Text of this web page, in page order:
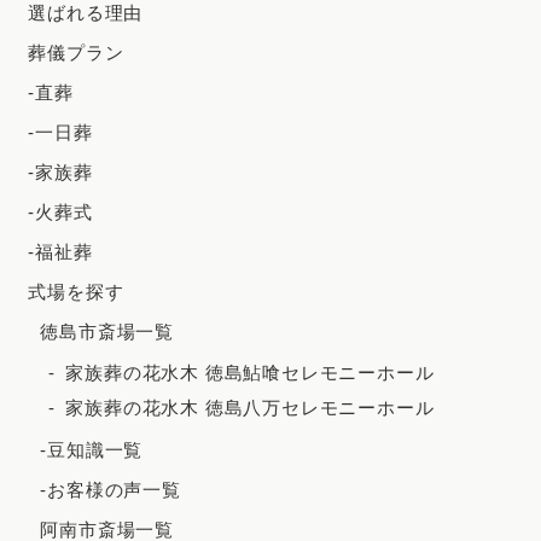
2024年5月
2024年2月
2023年12月
2023年11月
2023年10月
2023年9月
2023年8月
2023年7月
2023年6月
選ばれる理由
葬儀プラン
-直葬
-一日葬
-家族葬
-火葬式
-福祉葬
式場を探す
徳島市斎場一覧
家族葬の花水木 徳島鮎喰セレモニーホール
家族葬の花水木 徳島八万セレモニーホール
-豆知識一覧
-お客様の声一覧
阿南市斎場一覧